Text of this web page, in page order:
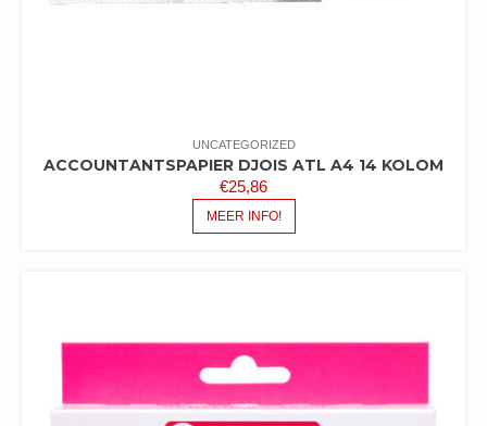
UNCATEGORIZED
ACCOUNTANTSPAPIER DJOIS ATL A4 14 KOLOM
€25,86
MEER INFO!